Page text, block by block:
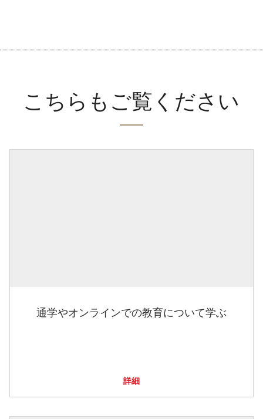
こちらもご覧ください
通学やオンラインでの教育について学ぶ
詳細